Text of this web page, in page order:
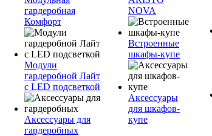
гардеробная
Комфорт
Модули
гардеробной Лайт
с LED подсветкой
Аксессуары для
гардеробных
NOVA
Встроенные
шкафы-купе
Аксессуары
для шкафов-
купе